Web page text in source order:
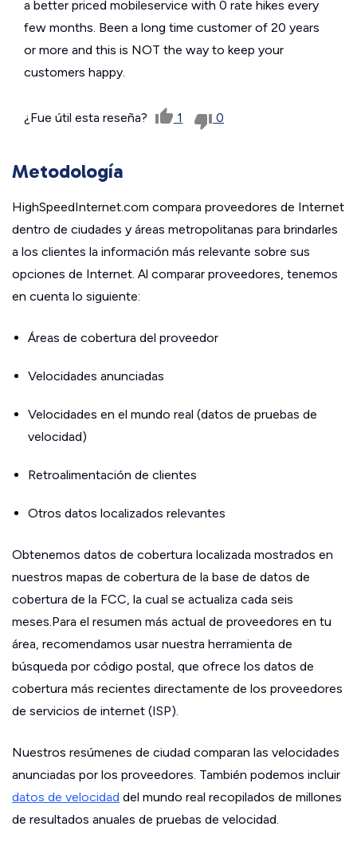
a better priced mobileservice with 0 rate hikes every
few months. Been a long time customer of 20 years
or more and this is NOT the way to keep your
customers happy.
¿Fue útil esta reseña? 1 0
Metodología
HighSpeedInternet.com compara proveedores de Internet
dentro de ciudades y áreas metropolitanas para brindarles
a los clientes la información más relevante sobre sus
opciones de Internet. Al comparar proveedores, tenemos
en cuenta lo siguiente:
Áreas de cobertura del proveedor
Velocidades anunciadas
Velocidades en el mundo real (datos de pruebas de
velocidad)
Retroalimentación de clientes
Otros datos localizados relevantes
Obtenemos datos de cobertura localizada mostrados en
nuestros mapas de cobertura de la base de datos de
cobertura de la FCC, la cual se actualiza cada seis
meses.Para el resumen más actual de proveedores en tu
área, recomendamos usar nuestra herramienta de
búsqueda por código postal, que ofrece los datos de
cobertura más recientes directamente de los proveedores
de servicios de internet (ISP).
Nuestros resúmenes de ciudad comparan las velocidades
anunciadas por los proveedores. También podemos incluir
datos de velocidad del mundo real recopilados de millones
de resultados anuales de pruebas de velocidad.